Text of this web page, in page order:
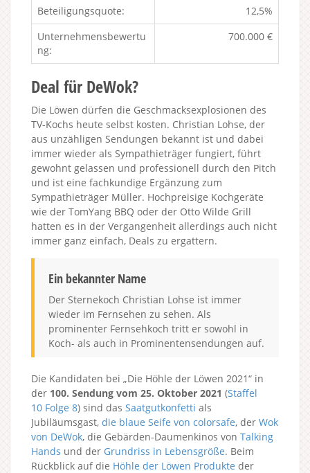
Beteiligungsquote:
12,5%
Unternehmensbewertu
ng:
700.000 €
Deal für DeWok?
Die Löwen dürfen die Geschmacksexplosionen des
TV-Kochs heute selbst kosten. Christian Lohse, der
aus unzähligen Sendungen bekannt ist und dabei
immer wieder als Sympathieträger fungiert, führt
gewohnt gelassen und professionell durch den Pitch
und ist eine fachkundige Ergänzung zum
Sympathieträger Müller. Hochpreisige Kochgeräte
wie der TomYang BBQ oder der Otto Wilde Grill
hatten es in der Vergangenheit allerdings auch nicht
immer ganz einfach, Deals zu ergattern.
Ein bekannter Name
Der Sternekoch Christian Lohse ist immer
wieder im Fernsehen zu sehen. Als
prominenter Fernsehkoch tritt er sowohl in
Koch- als auch in Prominentensendungen auf.
Die Kandidaten bei „Die Höhle der Löwen 2021“ in
der 100. Sendung vom 25. Oktober 2021 (Staffel
10 Folge 8) sind das Saatgutkonfetti als
Jubiläumsgast, die blaue Seife von colorsafe, der Wok
von DeWok, die Gebärden-Daumenkinos von Talking
Hands und der Grundriss in Lebensgröße. Beim
Rückblick auf die Höhle der Löwen Produkte der